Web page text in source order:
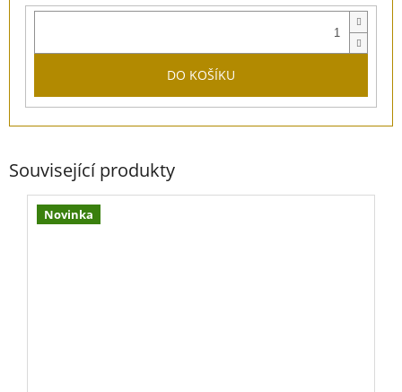
DO KOŠÍKU
Související produkty
Novinka